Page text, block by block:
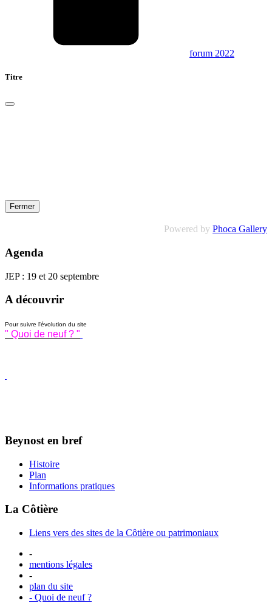
forum 2022
Titre
Fermer
Powered by Phoca Gallery
Agenda
JEP : 19 et 20 septembre
A découvrir
Pour suivre l'évolution du site
" Quoi de neuf ? "
Beynost en bref
Histoire
Plan
Informations pratiques
La Côtière
Liens vers des sites de la Côtière ou patrimoniaux
-
mentions légales
-
plan du site
- Quoi de neuf ?